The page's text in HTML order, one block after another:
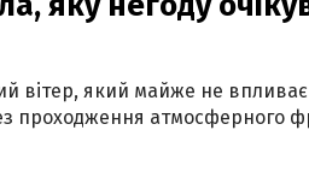
вітер, який майже не
проходження атмосферного